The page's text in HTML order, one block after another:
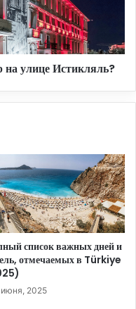
на улице Истикляль?
список важных дней и
отмечаемых в Türkiye
2025